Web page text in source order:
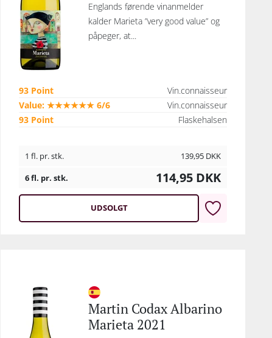
Englands førende vinanmelder
kalder Marieta ”very good value” og
påpeger, at...
93 Point
Vin.connaisseur
Value: ★★★★★★ 6/6
Vin.connaisseur
93 Point
Flaskehalsen
1 fl. pr. stk. 139,95 DKK
6 fl. pr. stk.
114,95 DKK
UDSOLGT
Martin Codax Albarino
Marieta 2021